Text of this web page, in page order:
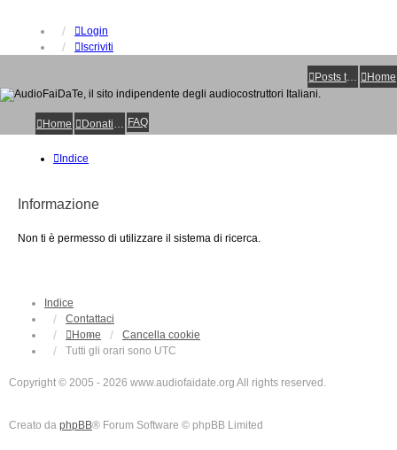
Login
Iscriviti
Posts toplist Home
Home Donations FAQ
Indice
Informazione
Non ti è permesso di utilizzare il sistema di ricerca.
Indice
Contattaci
Home
Cancella cookie
Tutti gli orari sono UTC
Copyright © 2005 - 2026 www.audiofaidate.org All rights reserved.
Creato da phpBB® Forum Software © phpBB Limited